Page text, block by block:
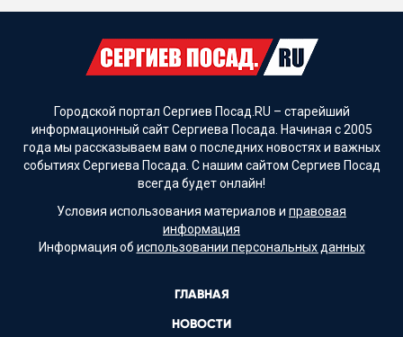
Городской портал Сергиев Посад.RU – старейший
информационный сайт Сергиева Посада. Начиная с 2005
года мы рассказываем вам о последних новостях и важных
событиях Сергиева Посада. С нашим сайтом Сергиев Посад
всегда будет онлайн!
Условия использования материалов и правовая
информация
Информация об использовании персональных данных
ГЛАВНАЯ
НОВОСТИ